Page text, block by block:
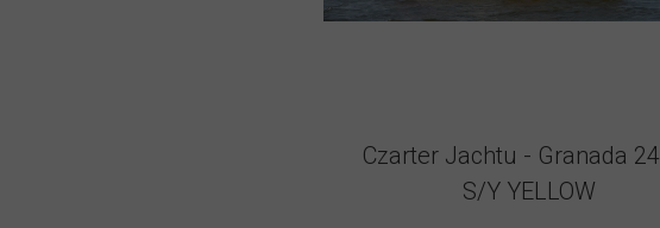
Czarter Jachtu - Granada 24
S/Y YELLOW